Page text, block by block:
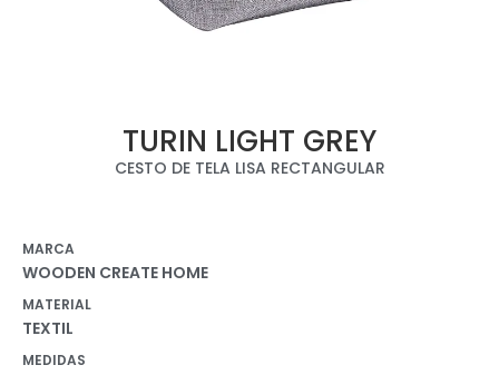
TURIN LIGHT GREY
CESTO DE TELA LISA RECTANGULAR
MARCA
WOODEN CREATE HOME
MATERIAL
TEXTIL
MEDIDAS